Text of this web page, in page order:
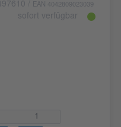
EAN 4042809023039
sofort verfügbar